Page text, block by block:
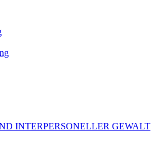
INTERPERSONELLER GEWALT